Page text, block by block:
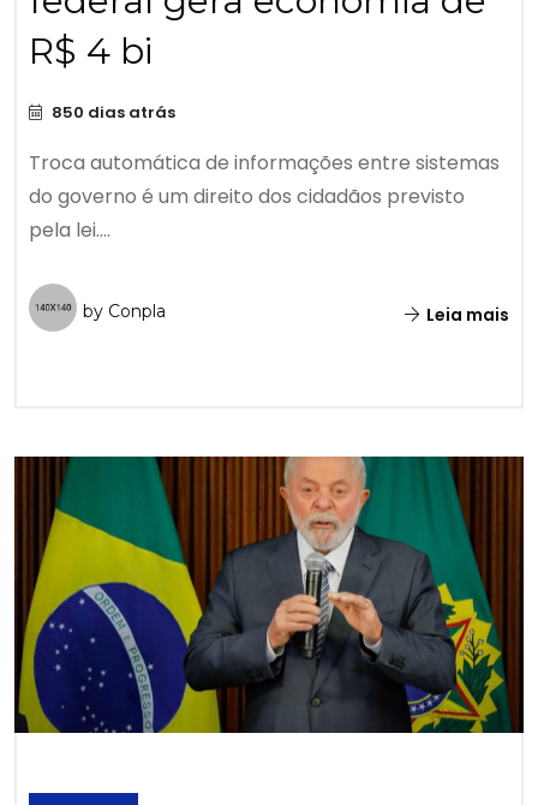
R$ 4 bi
850 dias atrás
Troca automática de informações entre sistemas
do governo é um direito dos cidadãos previsto
pela lei....
by Conpla Leia mais